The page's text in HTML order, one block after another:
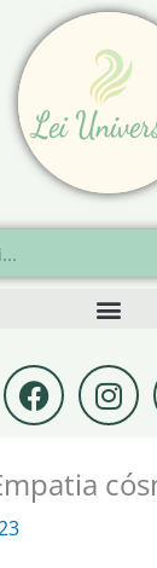
F
a
c
e
b
I
n
s
t
a